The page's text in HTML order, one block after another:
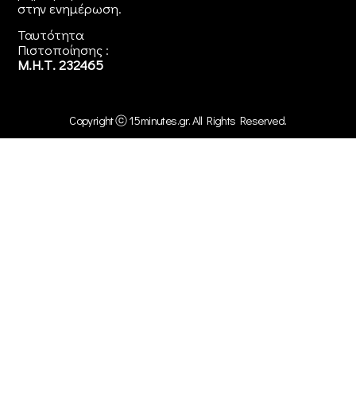
στηνενημέρωση.
Ταυτότητα
Πιστοποίησης :
Μ.Η.Τ. 232465
Copyright ⓒ 15minutes.gr. All Rights Reserved.